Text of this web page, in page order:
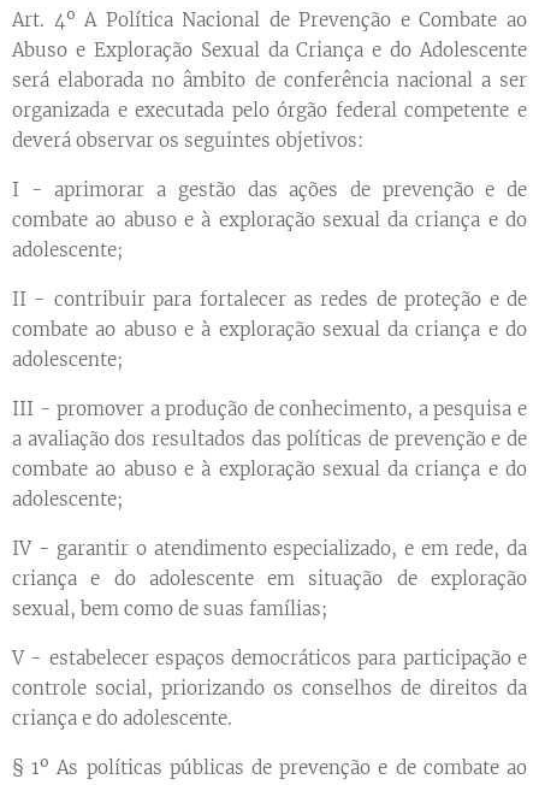
Art. 4º A Política Nacional de Prevenção e Combate ao
Abuso e Exploração Sexual da Criança e do Adolescente
será elaborada no âmbito de conferência nacional a ser
organizada e executada pelo órgão federal competente e
deverá observar os seguintes objetivos:
I - aprimorar a gestão das ações de prevenção e de
combate ao abuso e à exploração sexual da criança e do
adolescente;
II - contribuir para fortalecer as redes de proteção e de
combate ao abuso e à exploração sexual da criança e do
adolescente;
III - promover a produção de conhecimento, a pesquisa e
a avaliação dos resultados das políticas de prevenção e de
combate ao abuso e à exploração sexual da criança e do
adolescente;
IV - garantir o atendimento especializado, e em rede, da
criança e do adolescente em situação de exploração
sexual, bem como de suas famílias;
V - estabelecer espaços democráticos para participação e
controle social, priorizando os conselhos de direitos da
criança e do adolescente.
§ 1º As políticas públicas de prevenção e de combate ao